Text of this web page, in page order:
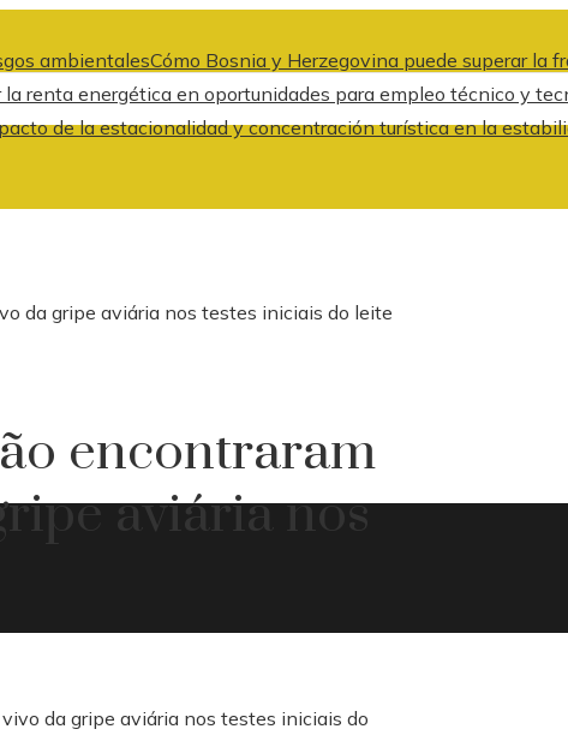
ambientalesCómo Bosnia y Herzegovina puede superar la
renta energética en oportunidades para empleo técnico y
de la estacionalidad y concentración turística en la
da gripe aviária nos testes iniciais do leite
encontraram
aviária nos